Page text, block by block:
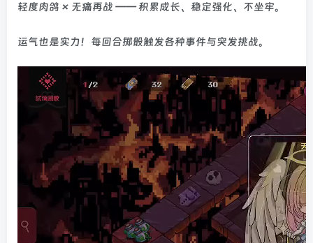
轻度肉鸽 × 无痛再战 —— 积累成长、稳定强化、不坐牢。
运气也是实力！每回合掷骰触发各种事件与突发挑战。